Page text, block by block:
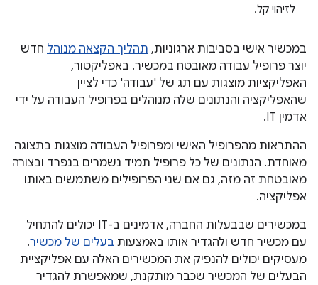
לזיהוי קל.
במכשיר אישי בסביבות ארגוניות, תהליך הקצאה מנוהל חדש
יוצר פרופיל עבודה מאובטח במכשיר. באפליקטור,
האפליקציות מוצגות עם תג של 'עבודה' כדי לציין
שהאפליקציה והנתונים שלה מנוהלים בפרופיל העבודה על ידי
אדמין IT.
ההתראות מהפרופיל האישי ומפרופיל העבודה מוצגות בתצוגה
מאוחדת. הנתונים של כל פרופיל תמיד נשמרים בנפרד ובצורה
מאובטחת זה מזה, גם אם שני הפרופילים משתמשים באותו
אפליקציה.
במכשירים שבבעלות החברה, אדמינים ב-IT יכולים להתחיל
עם מכשיר חדש ולהגדיר אותו באמצעות בעלים של מכשיר.
מעסיקים יכולים להנפיק את המכשירים האלה עם אפליקציית
הבעלים של המכשיר שכבר מותקנת, שמאפשרת להגדיר